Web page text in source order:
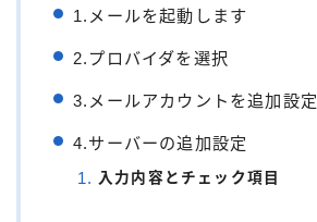
1.メールを起動します
2.プロバイダを選択
3.メールアカウントを追加設定
4.サーバーの追加設定
入力内容とチェック項目